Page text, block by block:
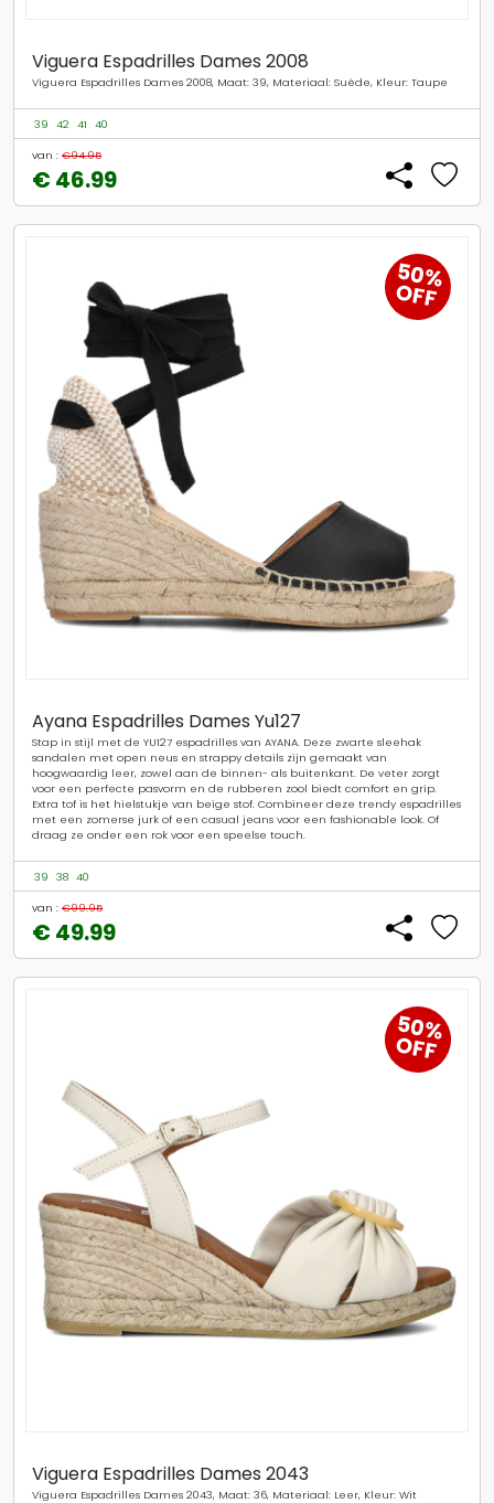
Viguera Espadrilles Dames 2008
Viguera Espadrilles Dames 2008, Maat: 39, Materiaal: Suède, Kleur: Taupe
39 42 41 40
van : €94.95
€ 46.99
50%
OFF
Ayana Espadrilles Dames Yu127
Stap in stijl met de YU127 espadrilles van AYANA. Deze zwarte sleehak
sandalen met open neus en strappy details zijn gemaakt van
hoogwaardig leer, zowel aan de binnen- als buitenkant. De veter zorgt
voor een perfecte pasvorm en de rubberen zool biedt comfort en grip.
Extra tof is het hielstukje van beige stof. Combineer deze trendy espadrilles
met een zomerse jurk of een casual jeans voor een fashionable look. Of
draag ze onder een rok voor een speelse touch.
39 38 40
van : €99.95
€ 49.99
50%
OFF
Viguera Espadrilles Dames 2043
Viguera Espadrilles Dames 2043, Maat: 36, Materiaal: Leer, Kleur: Wit